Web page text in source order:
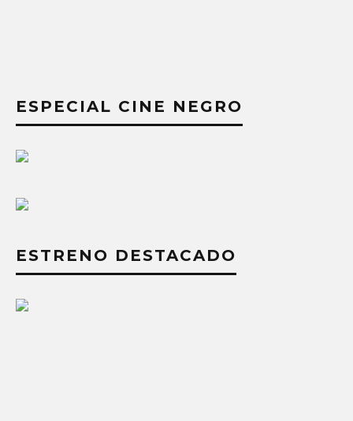
ESPECIAL CINE NEGRO
ESTRENO DESTACADO